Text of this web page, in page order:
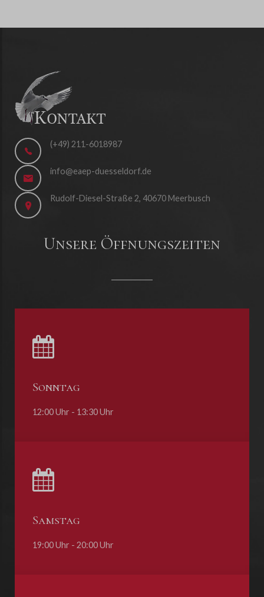
(+49) 211-6018987
info@eaep-duesseldorf.de
Rudolf-Diesel-Straße 2, 40670 Meerbusch
Unsere Öffnungszeiten
Sonntag
12:00 Uhr - 13:30 Uhr
Samstag
19:00 Uhr - 20:00 Uhr